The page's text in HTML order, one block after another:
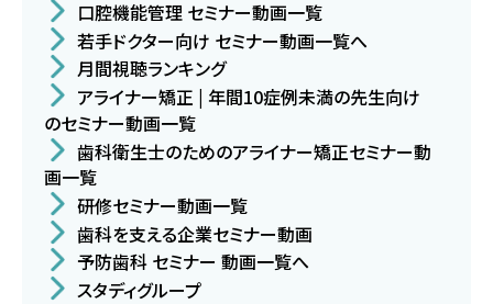
口腔機能管理 セミナー動画一覧
若手ドクター向け セミナー動画一覧へ
月間視聴ランキング
アライナー矯正 | 年間10症例未満の先生向け
のセミナー動画一覧
歯科衛生士のためのアライナー矯正セミナー動
画一覧
研修セミナー動画一覧
歯科を支える企業セミナー動画
予防歯科 セミナー 動画一覧へ
スタディグループ